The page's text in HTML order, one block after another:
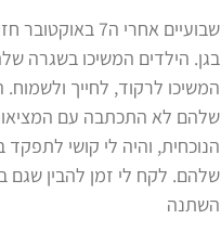
שבועיים אחרי ה7
בגן. הילדים המשיכו בשגרה
המשיכו לרקוד, לחייך
שלהם לא התכתבה עם
הנוכחית, והיה לי קושי לתפקד
שלהם. לקח לי זמן להבין שגם
השתנה